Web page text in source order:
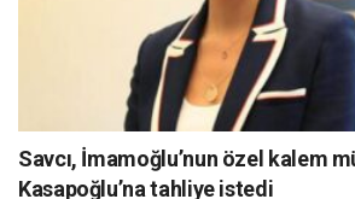
Savcı, İmamoğlu’nun özel kalem
Kasapoğlu’na tahliye istedi